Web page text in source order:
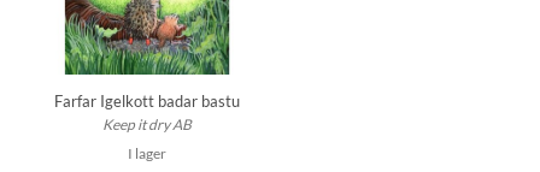
Farfar Igelkott badar bastu
Keep it dry AB
I lager